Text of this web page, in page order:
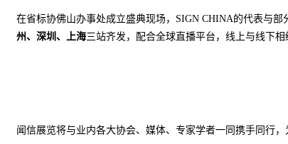
在省标协佛山办事处成立盛典现场，SIGN CHINA的代表与
州、深圳、上海三站齐发，配合全球直播平台，线上与线下
闻信展览将与业内各大协会、媒体、专家学者一同携手同行